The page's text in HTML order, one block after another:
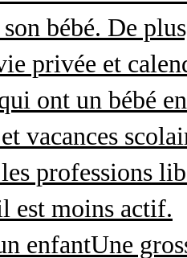
bébé. De
privée et
ont un bébé
vacances
professions
est moins actif.
enfantUne